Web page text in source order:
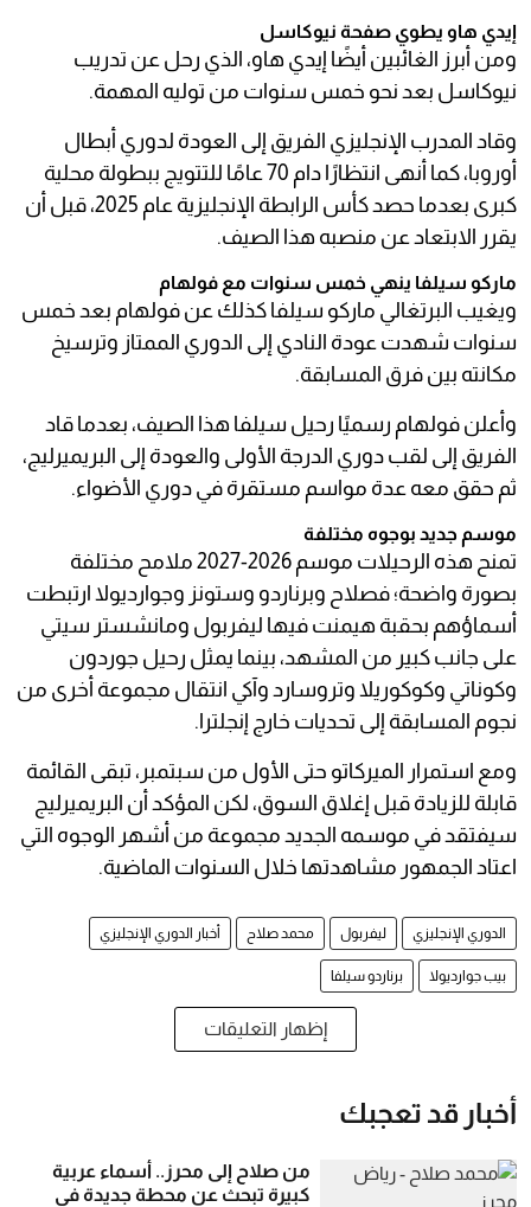
إيدي هاو يطوي صفحة نيوكاسل
ومن أبرز الغائبين أيضًا إيدي هاو، الذي رحل عن تدريب
نيوكاسل بعد نحو خمس سنوات من توليه المهمة.
وقاد المدرب الإنجليزي الفريق إلى العودة لدوري أبطال
أوروبا، كما أنهى انتظارًا دام 70 عامًا للتتويج ببطولة محلية
كبرى بعدما حصد كأس الرابطة الإنجليزية عام 2025، قبل أن
يقرر الابتعاد عن منصبه هذا الصيف.
ماركو سيلفا ينهي خمس سنوات مع فولهام
ويغيب البرتغالي ماركو سيلفا كذلك عن فولهام بعد خمس
سنوات شهدت عودة النادي إلى الدوري الممتاز وترسيخ
مكانته بين فرق المسابقة.
وأعلن فولهام رسميًا رحيل سيلفا هذا الصيف، بعدما قاد
الفريق إلى لقب دوري الدرجة الأولى والعودة إلى البريميرليج،
ثم حقق معه عدة مواسم مستقرة في دوري الأضواء.
موسم جديد بوجوه مختلفة
تمنح هذه الرحيلات موسم 2026-2027 ملامح مختلفة
بصورة واضحة؛ فصلاح وبرناردو وستونز وجوارديولا ارتبطت
أسماؤهم بحقبة هيمنت فيها ليفربول ومانشستر سيتي
على جانب كبير من المشهد، بينما يمثل رحيل جوردون
وكوناتي وكوكوريلا وتروسارد وآكي انتقال مجموعة أخرى من
نجوم المسابقة إلى تحديات خارج إنجلترا.
ومع استمرار الميركاتو حتى الأول من سبتمبر، تبقى القائمة
قابلة للزيادة قبل إغلاق السوق، لكن المؤكد أن البريميرليج
سيفتقد في موسمه الجديد مجموعة من أشهر الوجوه التي
اعتاد الجمهور مشاهدتها خلال السنوات الماضية.
الدوري الإنجليزي ليفربول محمد صلاح أخبار الدوري الإنجليزي
بيب جوارديولا برناردو سيلفا
إظهار التعليقات
أخبار قد تعجبك
من صلاح إلى محرز.. أسماء عربية
كبيرة تبحث عن محطة جديدة في